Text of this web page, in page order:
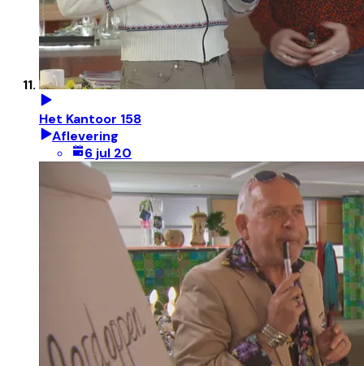
Het Kantoor 158
Aflevering
6 jul 20